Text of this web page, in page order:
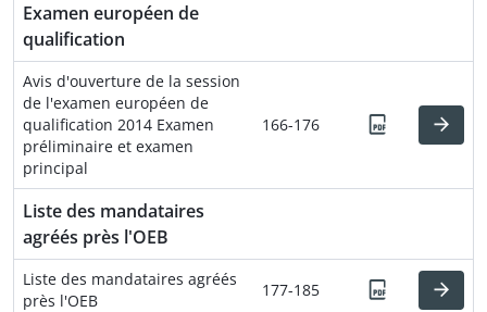
Examen européen de
qualification
Avis d'ouverture de la session
de l'examen européen de
qualification 2014 Examen
préliminaire et examen
principal
166-176
Liste des mandataires
agréés près l'OEB
Liste des mandataires agréés
près l'OEB
177-185